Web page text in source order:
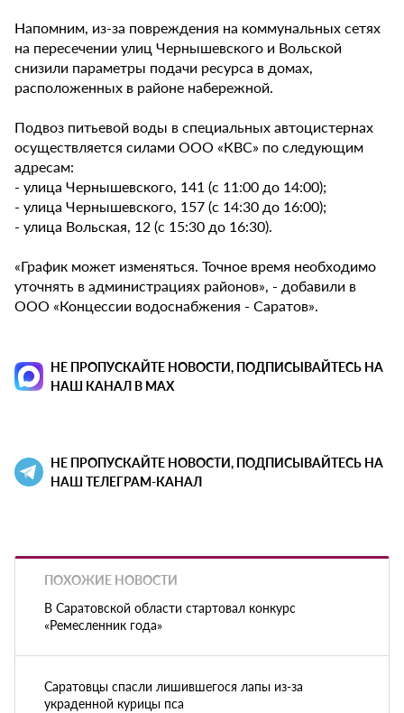
Напомним, из-за повреждения на коммунальных сетях
на пересечении улиц Чернышевского и Вольской
снизили параметры подачи ресурса в домах,
расположенных в районе набережной.
Подвоз питьевой воды в специальных автоцистернах
осуществляется силами ООО «КВС» по следующим
адресам:
- улица Чернышевского, 141 (с 11:00 до 14:00);
- улица Чернышевского, 157 (с 14:30 до 16:00);
- улица Вольская, 12 (с 15:30 до 16:30).
«График может изменяться. Точное время необходимо
уточнять в администрациях районов», - добавили в
ООО «Концессии водоснабжения - Саратов».
НЕ ПРОПУСКАЙТЕ НОВОСТИ, ПОДПИСЫВАЙТЕСЬ НА
НАШ КАНАЛ В MAX
НЕ ПРОПУСКАЙТЕ НОВОСТИ, ПОДПИСЫВАЙТЕСЬ НА
НАШ ТЕЛЕГРАМ-КАНАЛ
ПОХОЖИЕ НОВОСТИ
В Саратовской области стартовал конкурс
«Ремесленник года»
Саратовцы спасли лишившегося лапы из-за
украденной курицы пса